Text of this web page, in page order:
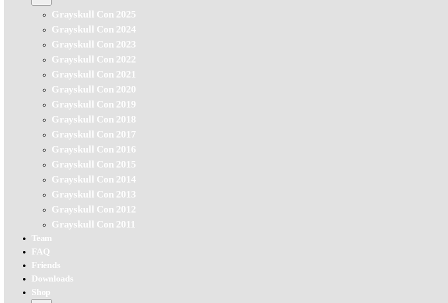
Grayskull Con 2025
Grayskull Con 2024
Grayskull Con 2023
Grayskull Con 2022
Grayskull Con 2021
Grayskull Con 2020
Grayskull Con 2019
Grayskull Con 2018
Grayskull Con 2017
Grayskull Con 2016
Grayskull Con 2015
Grayskull Con 2014
Grayskull Con 2013
Grayskull Con 2012
Grayskull Con 2011
Team
FAQ
Friends
Downloads
Shop